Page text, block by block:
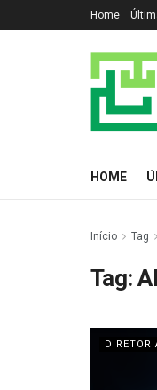
Home
HOME
Início Tag
Tag: